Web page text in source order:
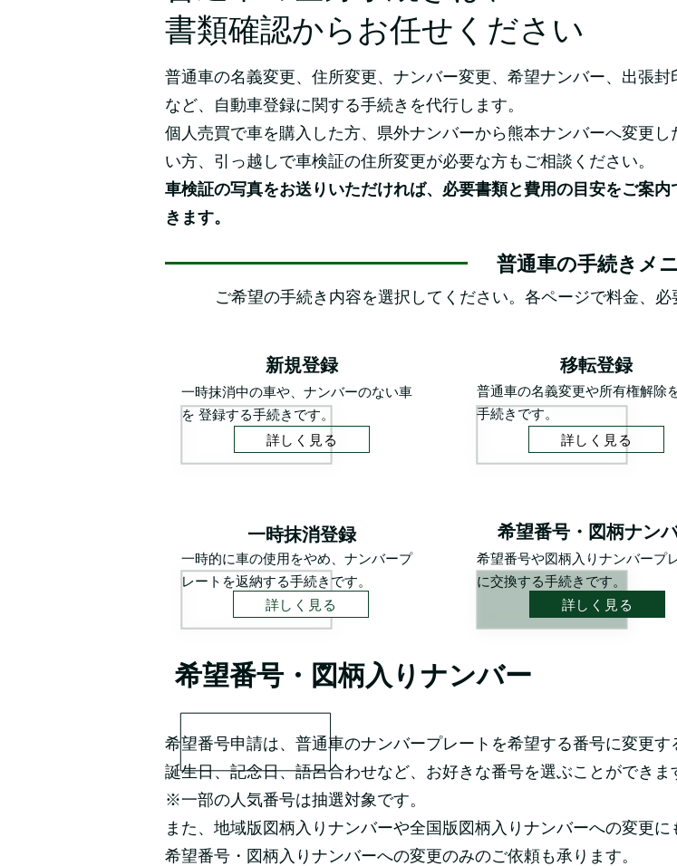
書類確認からお任せください
普通車の名義変更、住所変更、ナンバー変更、希望ナンバー、出張封
など、自動車登録に関する手続きを代行します。
個人売買で車を購入した方、県外ナンバーから熊本ナンバーへ変更し
い方、引っ越しで車検証の住所変更が必要な方もご相談ください。
車検証の写真をお送りいただければ、必要書類と費用の目安をご案内
きます。
普通車の手続きメ
ご希望の手続き内容を選択してください。各ページで料金、必
新規登録
一時抹消中の車や、ナンバーのない車
を 登録する手続きです。
詳しく見る
移転登録
普通車の名義変更や所有権解除
手続きです。
詳しく見る
一時抹消登録
一時的に車の使用をやめ、ナンバープ
レートを返納する手続きです。
詳しく見る
希望番号・図柄ナン
希望番号や図柄入りナンバープ
に交換する手続きです。
詳しく見る
希望番号・図柄入りナンバー
希望番号申請は、普通車のナンバープレートを希望する番号に変更す
誕生日、記念日、語呂合わせなど、お好きな番号を選ぶことができま
※一部の人気番号は抽選対象です。
また、地域版図柄入りナンバーや全国版図柄入りナンバーへの変更に
希望番号・図柄入りナンバーへの変更のみのご依頼も承ります。